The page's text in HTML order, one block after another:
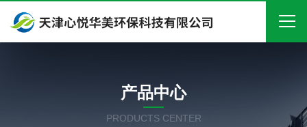
关于我们
产品中心
产品中心
PRODUCTS CENTER